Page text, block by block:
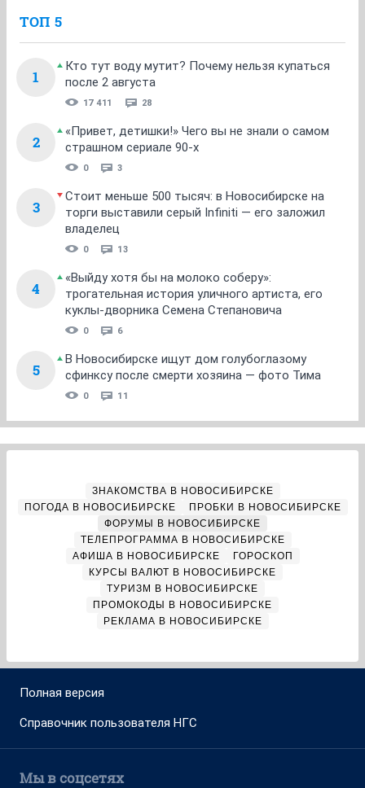
ТОП 5
1
Кто тут воду мутит? Почему нельзя купаться
после 2 августа
17 411 28
2
«Привет, детишки!» Чего вы не знали о самом
страшном сериале 90-х
0 3
3
Стоит меньше 500 тысяч: в Новосибирске на
торги выставили серый Infiniti — его заложил
владелец
0 13
4
«Выйду хотя бы на молоко соберу»:
трогательная история уличного артиста, его
куклы-дворника Семена Степановича
0 6
5
В Новосибирске ищут дом голубоглазому
сфинксу после смерти хозяина — фото Тима
0 11
ЗНАКОМСТВА В НОВОСИБИРСКЕ
ПОГОДА В НОВОСИБИРСКЕ
ПРОБКИ В НОВОСИБИРСКЕ
ФОРУМЫ В НОВОСИБИРСКЕ
ТЕЛЕПРОГРАММА В НОВОСИБИРСКЕ
АФИША В НОВОСИБИРСКЕ
ГОРОСКОП
КУРСЫ ВАЛЮТ В НОВОСИБИРСКЕ
ТУРИЗМ В НОВОСИБИРСКЕ
ПРОМОКОДЫ В НОВОСИБИРСКЕ
РЕКЛАМА В НОВОСИБИРСКЕ
Полная версия
Справочник пользователя НГС
Мы в соцсетях